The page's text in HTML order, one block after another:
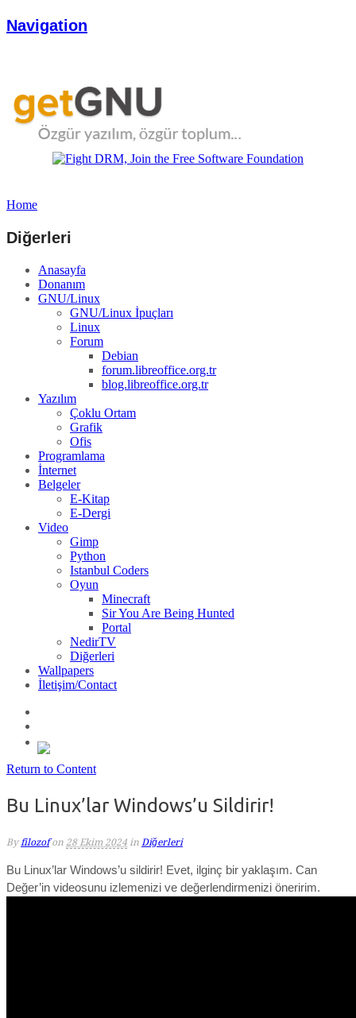
Navigation
Home
Diğerleri
Anasayfa
Donanım
GNU/Linux
GNU/Linux İpuçları
Linux
Forum
Debian
forum.libreoffice.org.tr
blog.libreoffice.org.tr
Yazılım
Çoklu Ortam
Grafik
Ofis
Programlama
İnternet
Belgeler
E-Kitap
E-Dergi
Video
Gimp
Python
Istanbul Coders
Oyun
Minecraft
Sir You Are Being Hunted
Portal
NedirTV
Diğerleri
Wallpapers
İletişim/Contact
Return to Content
Bu Linux’lar Windows’u Sildirir!
By filozof on 28 Ekim 2024 in Diğerleri
Bu Linux’lar Windows’u sildirir! Evet, ilginç bir yaklaşım. Can
Değer’in videosunu izlemenizi ve değerlendirmenizi öneririm.